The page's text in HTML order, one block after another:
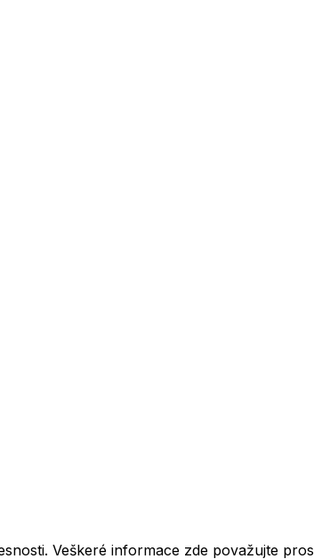
Veškeré informace zde považujte